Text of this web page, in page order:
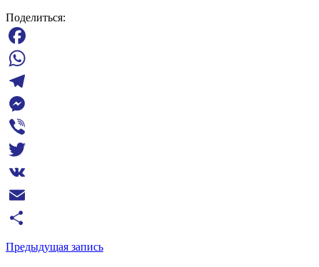
Поделиться:
Facebook
WhatsApp
Telegram
Messenger
Viber
Twitter
VK
Email
Отправить
Предыдущая запись